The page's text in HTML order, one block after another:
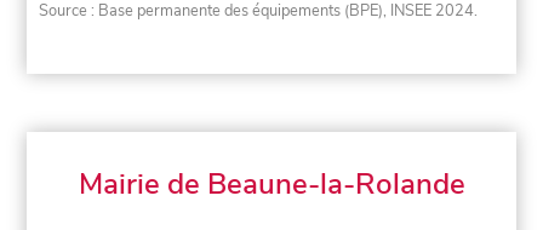
Source : Base permanente des équipements (BPE), INSEE 2024.
Mairie de Beaune-la-Rolande